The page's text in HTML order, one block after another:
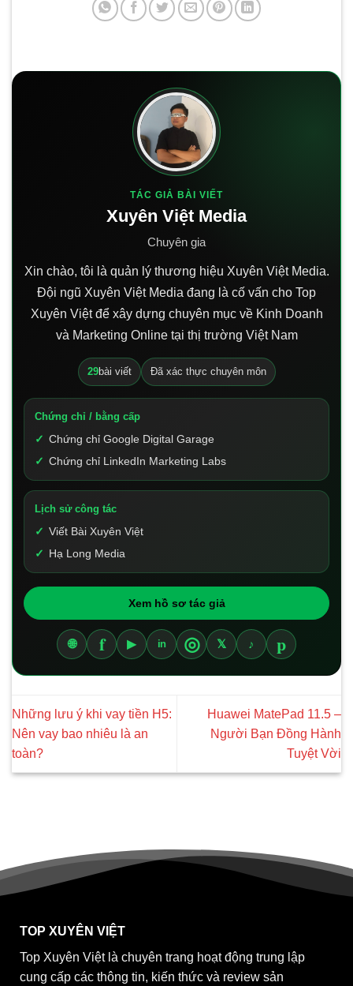
TÁC GIẢ BÀI VIẾT
Xuyên Việt Media
Chuyên gia
Xin chào, tôi là quản lý thương hiệu Xuyên Việt Media.
Đội ngũ Xuyên Việt Media đang là cố vấn cho Top
Xuyên Việt để xây dựng chuyên mục về Kinh Doanh
và Marketing Online tại thị trường Việt Nam
29bài viết Đã xác thực chuyên môn
Chứng chỉ / bằng cấp
Chứng chỉ Google Digital Garage
Chứng chỉ LinkedIn Marketing Labs
Lịch sử công tác
Viết Bài Xuyên Việt
Hạ Long Media
Xem hồ sơ tác giả
🌐 f ▶ in ◎ 𝕏 ♪ p
Những lưu ý khi vay tiền H5:
Nên vay bao nhiêu là an
toàn?
Huawei MatePad 11.5 –
Người Bạn Đồng Hành
Tuyệt Vời
TOP XUYÊN VIỆT
Top Xuyên Việt là chuyên trang hoạt động trung lập
cung cấp các thông tin, kiến thức và review sản